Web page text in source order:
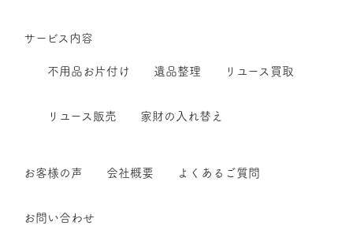
サービス内容
不用品お片付け 遺品整理 リユース買取
リユース販売 家財の入れ替え
お客様の声 会社概要 よくあるご質問
お問い合わせ